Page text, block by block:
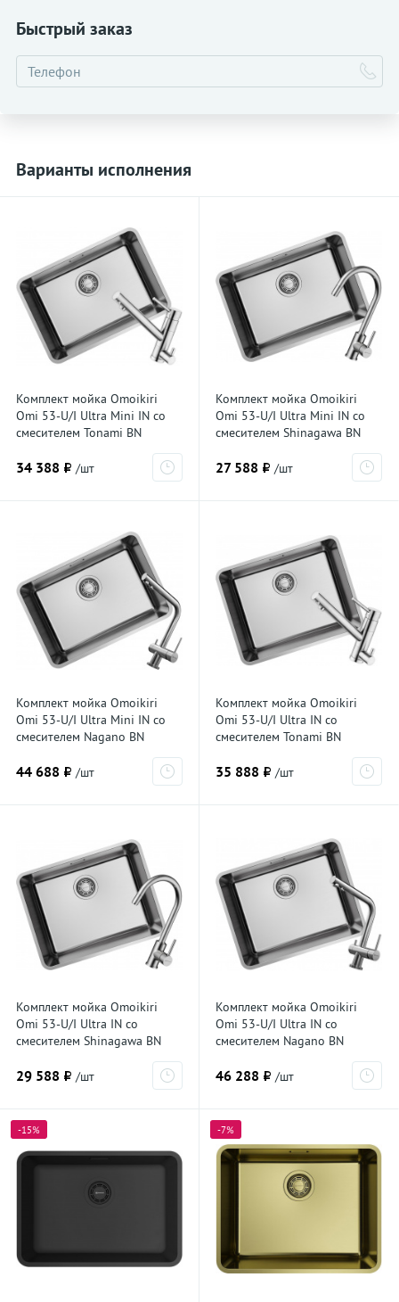
Быстрый заказ
Варианты исполнения
Комплект мойка Omoikiri
Omi 53-U/I Ultra Mini IN со
смесителем Tonami BN
7405.4018, нержавеющая
сталь
34 388 ₽ /шт
Комплект мойка Omoikiri
Omi 53-U/I Ultra Mini IN со
смесителем Shinagawa BN
7405.4230, нержавеющая
сталь
27 588 ₽ /шт
Комплект мойка Omoikiri
Omi 53-U/I Ultra Mini IN со
смесителем Nagano BN
7405.4011, нержавеющая
сталь
44 688 ₽ /шт
Комплект мойка Omoikiri
Omi 53-U/I Ultra IN со
смесителем Tonami BN
7408.4018, нержавеющая
сталь
35 888 ₽ /шт
Комплект мойка Omoikiri
Omi 53-U/I Ultra IN со
смесителем Shinagawa BN
7408.4230, нержавеющая
сталь
29 588 ₽ /шт
Комплект мойка Omoikiri
Omi 53-U/I Ultra IN со
смесителем Nagano BN
7408.4011, нержавеющая
сталь
46 288 ₽ /шт
-15% -7%